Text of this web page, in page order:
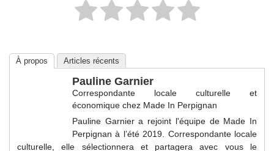
À propos Articles récents
Pauline Garnier
Correspondante locale culturelle et
économique chez Made In Perpignan
Pauline Garnier a rejoint l'équipe de Made In
Perpignan à l’été 2019. Correspondante locale
culturelle, elle sélectionnera et partagera avec vous le